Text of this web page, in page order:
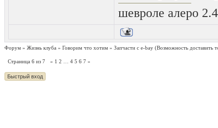
шевроле алеро
Форум » Жизнь клуба » Говорим что хотим » Запчасти с e-bay (Возможность доставить
Страница 6 из 7 « 1 2 4 5 6 7 »